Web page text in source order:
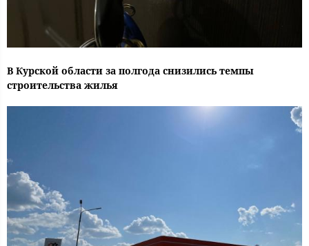
В Курской области за полгода снизились темпы
строительства жилья